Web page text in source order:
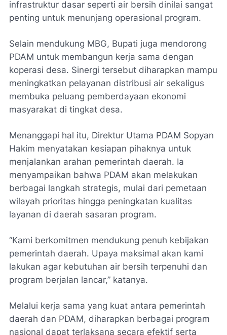
infrastruktur dasar seperti air bersih dinilai sangat
penting untuk menunjang operasional program.
Selain mendukung MBG, Bupati juga mendorong
PDAM untuk membangun kerja sama dengan
koperasi desa. Sinergi tersebut diharapkan mampu
meningkatkan pelayanan distribusi air sekaligus
membuka peluang pemberdayaan ekonomi
masyarakat di tingkat desa.
Menanggapi hal itu, Direktur Utama PDAM Sopyan
Hakim menyatakan kesiapan pihaknya untuk
menjalankan arahan pemerintah daerah. Ia
menyampaikan bahwa PDAM akan melakukan
berbagai langkah strategis, mulai dari pemetaan
wilayah prioritas hingga peningkatan kualitas
layanan di daerah sasaran program.
“Kami berkomitmen mendukung penuh kebijakan
pemerintah daerah. Upaya maksimal akan kami
lakukan agar kebutuhan air bersih terpenuhi dan
program berjalan lancar,” katanya.
Melalui kerja sama yang kuat antara pemerintah
daerah dan PDAM, diharapkan berbagai program
nasional dapat terlaksana secara efektif serta